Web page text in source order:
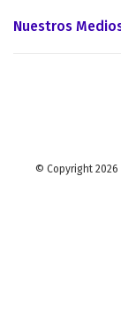
Nuestros
© Copyright 2026